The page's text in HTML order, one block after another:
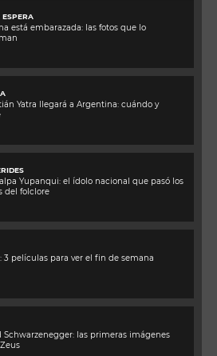
ESPERA
está embarazada: las fotos que lo
Yatra llegará a Argentina: cuándo y
Yupanqui: el ídolo nacional que pasó los
del folclore
3 películas para ver el fin de semana
Schwarzenegger: las primeras imágenes